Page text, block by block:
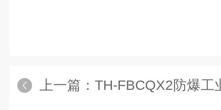
上一篇： TH-FBCQX2防爆工